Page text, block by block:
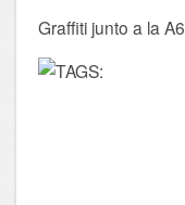
Graffiti junto a la A6